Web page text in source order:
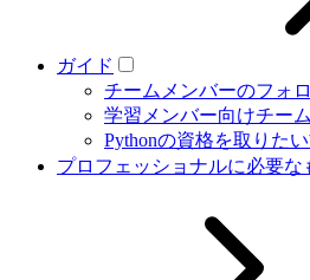
ガイド
チームメンバーのフォ
学習メンバー向けチー
Pythonの資格を取りた
プロフェッショナルに必要な